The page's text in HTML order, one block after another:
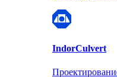
IndorCulvert